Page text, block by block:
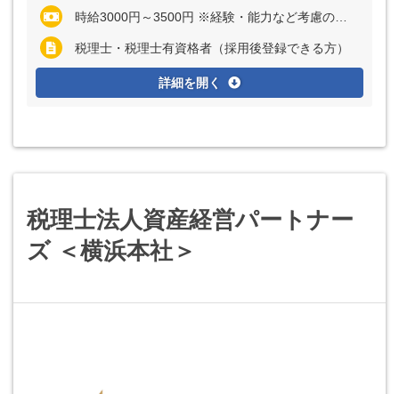
時給3000円～3500円 ※経験・能力など考慮の上、決定いたします
税理士・税理士有資格者（採用後登録できる方）
詳細を開く
税理士法人資産経営パートナー
ズ ＜横浜本社＞